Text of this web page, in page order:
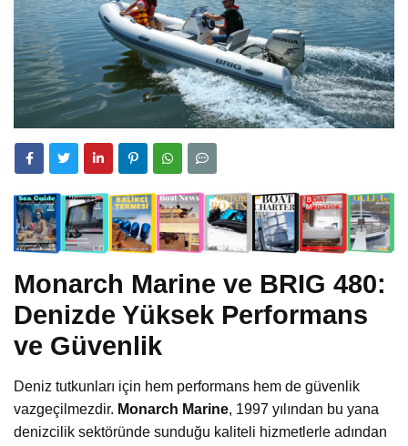
Monarch Marine ve BRIG 480:
Denizde Yüksek Performans
ve Güvenlik
Deniz tutkunları için hem performans hem de güvenlik
vazgeçilmezdir. Monarch Marine, 1997 yılından bu yana
denizcilik sektöründe sunduğu kaliteli hizmetlerle adından